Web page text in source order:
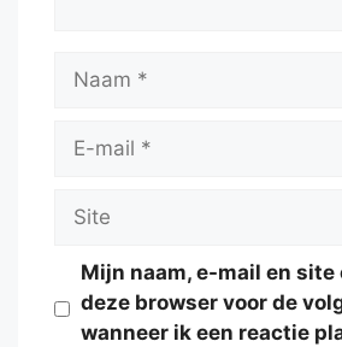
Naam
Site
Mijn naam, e-mail en site
deze browser voor de
wanneer ik een reactie